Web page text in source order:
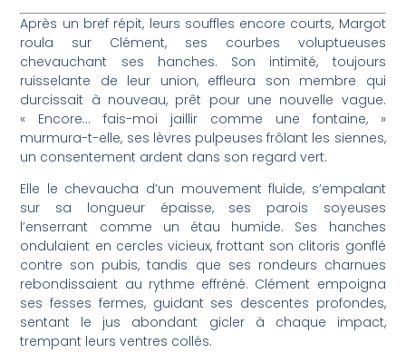
Après un bref répit, leurs souffles encore courts, Margot
roula sur Clément, ses courbes voluptueuses
chevauchant ses hanches. Son intimité, toujours
ruisselante de leur union, effleura son membre qui
durcissait à nouveau, prêt pour une nouvelle vague.
« Encore… fais-moi jaillir comme une fontaine, »
murmura-t-elle, ses lèvres pulpeuses frôlant les siennes,
un consentement ardent dans son regard vert.
Elle le chevaucha d’un mouvement fluide, s’empalant
sur sa longueur épaisse, ses parois soyeuses
l’enserrant comme un étau humide. Ses hanches
ondulaient en cercles vicieux, frottant son clitoris gonflé
contre son pubis, tandis que ses rondeurs charnues
rebondissaient au rythme effréné. Clément empoigna
ses fesses fermes, guidant ses descentes profondes,
sentant le jus abondant gicler à chaque impact,
trempant leurs ventres collés.